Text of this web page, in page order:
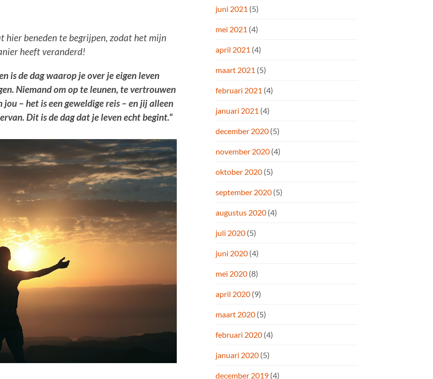
beneden te begrijpen, zodat het mijn
heeft veranderd!
is de dag waarop je over je eigen leven
Niemand om op te leunen, te vertrouwen
jou – het is een geweldige reis – en jij alleen
Dit is de dag dat je leven echt begint.“
juni 2021 (5)
mei 2021 (4)
april 2021 (4)
maart 2021 (5)
februari 2021 (4)
januari 2021 (4)
december 2020 (5)
november 2020 (4)
oktober 2020 (5)
september 2020 (5)
augustus 2020 (4)
juli 2020 (5)
juni 2020 (4)
mei 2020 (8)
april 2020 (9)
maart 2020 (5)
februari 2020 (4)
januari 2020 (5)
december 2019 (4)